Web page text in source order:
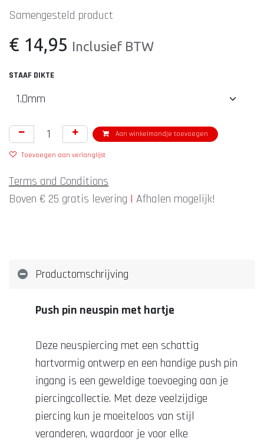
Samengesteld product
€ 14,95 Inclusief BTW
STAAF DIKTE
Aan winkelmandje toevoegen
Toevoegen aan verlanglijst
Terms and Conditions
Boven € 25 gratis levering | Afhalen mogelijk!
Productomschrijving
Push pin neuspin met hartje
Deze neuspiercing met een schattig
hartvormig ontwerp en een handige push pin
ingang is een geweldige toevoeging aan je
piercingcollectie. Met deze veelzijdige
piercing kun je moeiteloos van stijl
veranderen, waardoor je voor elke